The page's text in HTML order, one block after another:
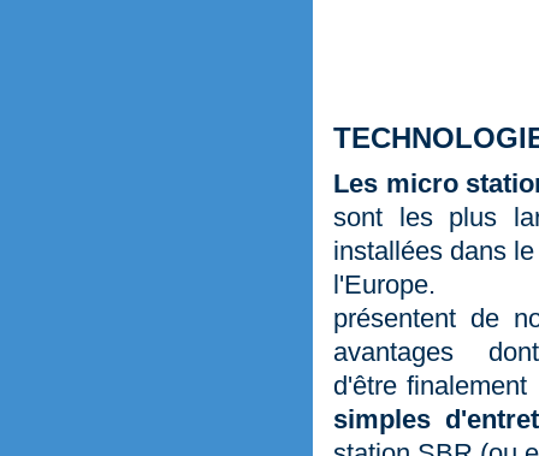
Les micro
sont les plus
installées dans
l'Europe.
présentent de
avantages
d'être finalement
simples